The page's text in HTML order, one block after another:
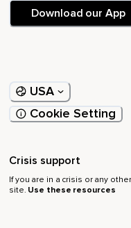
Download our App
USA
Cookie Setting
Crisis support
If you are in a crisis or any
site. Use these resources